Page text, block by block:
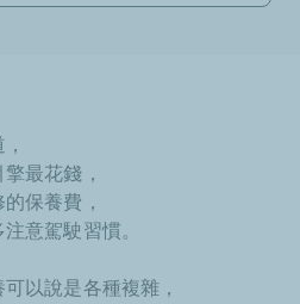
最花錢，
保養費，
意駕駛習慣。
以說是各種複雜，